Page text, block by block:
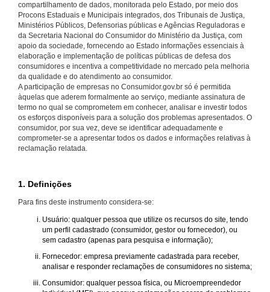
compartilhamento de dados, monitorada pelo Estado, por meio dos
Procons Estaduais e Municipais integrados, dos Tribunais de Justiça,
Ministérios Públicos, Defensorias públicas e Agências Reguladoras e
da Secretaria Nacional do Consumidor do Ministério da Justiça, com
apoio da sociedade, fornecendo ao Estado informações essenciais à
elaboração e implementação de políticas públicas de defesa dos
consumidores e incentiva a competitividade no mercado pela melhoria
da qualidade e do atendimento ao consumidor.
A participação de empresas no Consumidor.gov.br só é permitida
àquelas que aderem formalmente ao serviço, mediante assinatura de
termo no qual se comprometem em conhecer, analisar e investir todos
os esforços disponíveis para a solução dos problemas apresentados. O
consumidor, por sua vez, deve se identificar adequadamente e
comprometer-se a apresentar todos os dados e informações relativas à
reclamação relatada.
1. Definições
Para fins deste instrumento considera-se:
Usuário: qualquer pessoa que utilize os recursos do site, tendo
um perfil cadastrado (consumidor, gestor ou fornecedor), ou
sem cadastro (apenas para pesquisa e informação);
Fornecedor: empresa previamente cadastrada para receber,
analisar e responder reclamações de consumidores no sistema;
Consumidor: qualquer pessoa física, ou Microempreendedor